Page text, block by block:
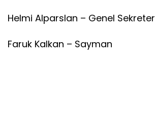
Helmi Alparslan – Genel Sekreter
Faruk Kalkan – Sayman